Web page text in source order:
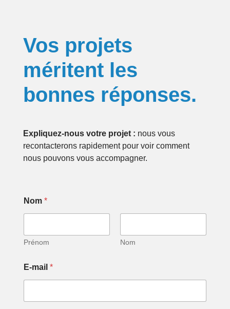
Vos projets
méritent les
bonnes réponses.
Expliquez-nous votre projet : nous vous
recontacterons rapidement pour voir comment
nous pouvons vous accompagner.
Nom *
Prénom Nom
E-mail *